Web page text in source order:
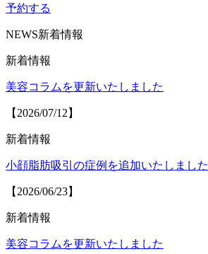
予約する
NEWS新着情報
新着情報
美容コラムを更新いたしました
【2026/07/12】
新着情報
小顔脂肪吸引の症例を追加いたしました
【2026/06/23】
新着情報
美容コラムを更新いたしました